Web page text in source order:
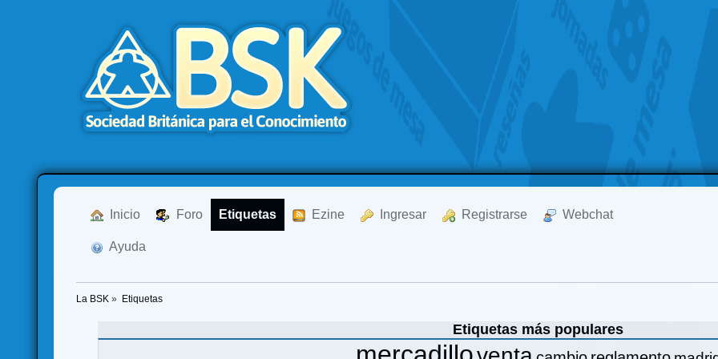
Inicio Foro Etiquetas Ezine Ingresar Registrarse Webchat
Ayuda
La BSK » Etiquetas
Etiquetas más populares